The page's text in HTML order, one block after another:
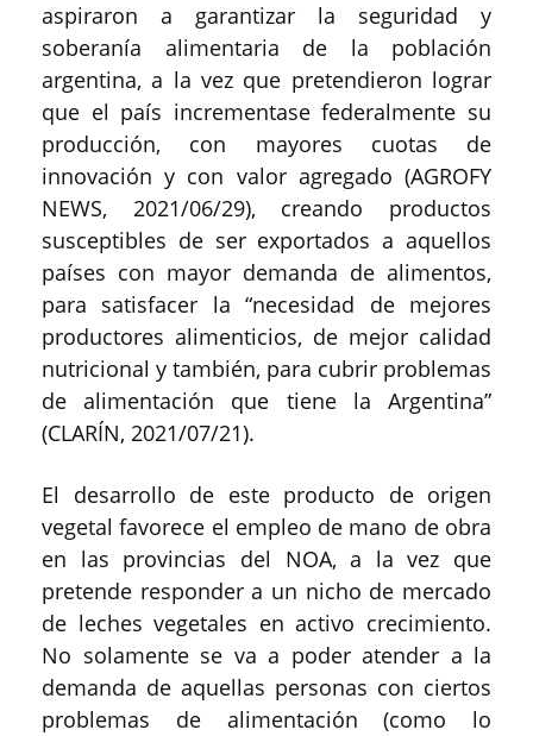
aspiraron a garantizar la seguridad y
soberanía alimentaria de la población
argentina, a la vez que pretendieron lograr
que el país incrementase federalmente su
producción, con mayores cuotas de
innovación y con valor agregado (AGROFY
NEWS, 2021/06/29), creando productos
susceptibles de ser exportados a aquellos
países con mayor demanda de alimentos,
para satisfacer la “necesidad de mejores
productores alimenticios, de mejor calidad
nutricional y también, para cubrir problemas
de alimentación que tiene la Argentina”
(CLARÍN, 2021/07/21).
El desarrollo de este producto de origen
vegetal favorece el empleo de mano de obra
en las provincias del NOA, a la vez que
pretende responder a un nicho de mercado
de leches vegetales en activo crecimiento.
No solamente se va a poder atender a la
demanda de aquellas personas con ciertos
problemas de alimentación (como lo